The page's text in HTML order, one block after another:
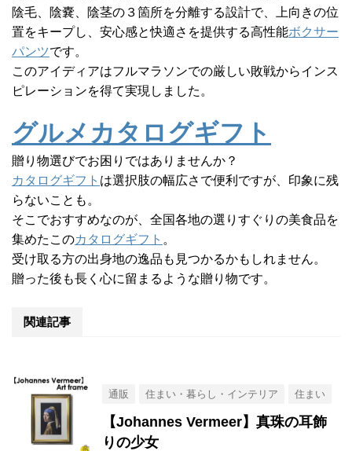
陰毛、陰嚢、陰茎の３箇所を分離する設計で、上向きの位
置をキープし、安心感と快適さを提供する高性能ボクサー
パンツです。
このアイディアはフルマラソンでの厳しい敗戦からインス
ピレーションを得て実現しました。
グルメカタログギフト
贈り物選びでお困りではありませんか？
カタログギフト は選択肢の幅広さで便利ですが、印象に残
らないことも。
そこでおすすめなのが、全国各地の選りすぐりの美食品を
集めたこのカタログギフト 。
受け取る方の出身地の逸品も見つかるかもしれません。
贈った後も長く心に留まるような贈り物です。
関連記事
通販 住まい・暮らし・インテリア 住まい
【Johannes Vermeer】真珠の耳飾
りの少女